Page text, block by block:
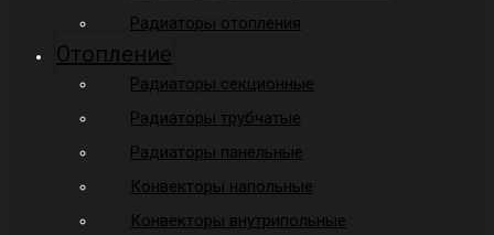
Радиаторы отопления
Отопление
Радиаторы секционные
Радиаторы трубчатые
Радиаторы панельные
Конвекторы напольные
Конвекторы внутрипольные